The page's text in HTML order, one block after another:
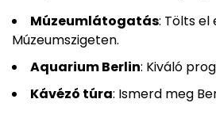
Múzeumlátogatás: Tölts el
Múzeumszigeten.
Aquarium Berlin: Kiváló
Kávézó túra: Ismerd meg